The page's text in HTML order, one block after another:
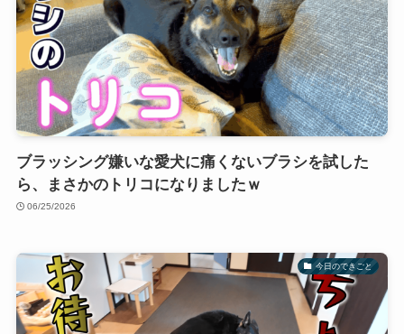
ブラッシング嫌いな愛犬に痛くないブラシを試した
ら、まさかのトリコになりましたｗ
06/25/2026
今日のできごと